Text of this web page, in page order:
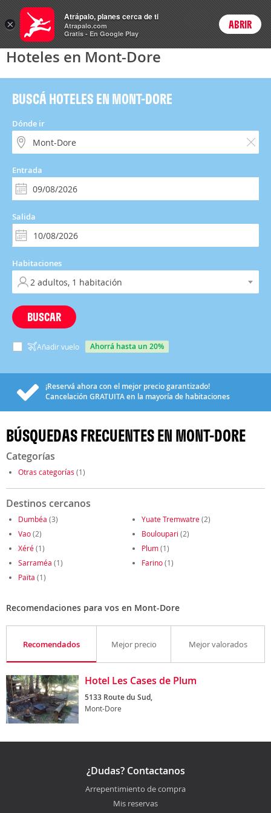
Hoteles Precios enPeso
ARSCambiar moneda
Login
Hoteles en Mont-Dore
BUSCÁ HOTELES EN MONT-DORE
Dónde ir
Entrada
Salida
Habitaciones
BUSCAR
Añadir vuelo ahorrá hasta un 20%
¡Reservá ahora con el mejor precio garantizado!
Cancelación GRATUITAen la mayoría de habitaciones
BÚSQUEDAS FRECUENTES EN MONT-DORE
Categorías
Otras categorías (1)
Destinos cercanos
Dumbéa (3) Yuate Tremwatre(2)
Vao(2) Bouloupari (2)
Xéré(1) Plum(1)
Sarraméa (1) Farino(1)
Païta (1)
Recomendaciones para vos en Mont-Dore
Recomendados Mejor precio Mejor valorados
Hotel Les Cases de Plum
5133 Route du Sud,
Mont-Dore
¿Dudas? Contactanos
Arrepentimiento de compra
Mis reservas
×
Atrápalo, planes cerca de ti
Atrapalo.com
Gratis - En Google Play
ABRIR